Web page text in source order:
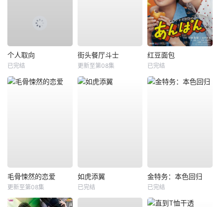
个人取向
已完结
街头餐厅斗士
更新至第08集
红豆面包
已完结
毛骨悚然的恋爱
更新至第08集
如虎添翼
已完结
金特务：本色回归
已完结